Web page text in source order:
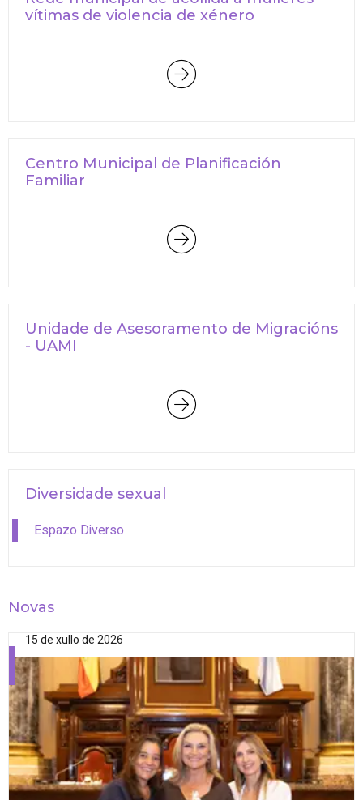
vítimas de violencia de xénero
Centro Municipal de Planificación
Familiar
Unidade de Asesoramento de Migracións
- UAMI
Diversidade sexual
Espazo Diverso
Novas
15 de xullo de 2026